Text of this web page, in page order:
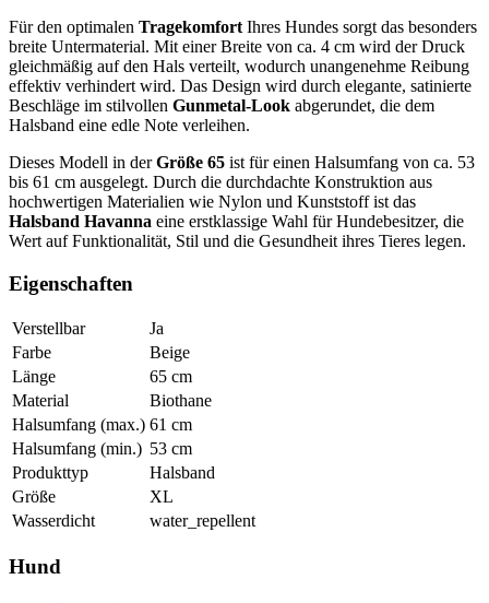
Für den optimalen Tragekomfort Ihres Hundes sorgt das besonders
breite Untermaterial. Mit einer Breite von ca. 4 cm wird der Druck
gleichmäßig auf den Hals verteilt, wodurch unangenehme Reibung
effektiv verhindert wird. Das Design wird durch elegante, satinierte
Beschläge im stilvollen Gunmetal-Look abgerundet, die dem
Halsband eine edle Note verleihen.
Dieses Modell in derGröße 65 ist für einen Halsumfang von ca. 53
bis 61 cm ausgelegt. Durch die durchdachte Konstruktion aus
hochwertigen Materialien wie Nylon und Kunststoff ist das
Halsband Havanna eine erstklassige Wahl für Hundebesitzer, die
Wert auf Funktionalität, Stil und die Gesundheit ihres Tieres legen.
Eigenschaften
Verstellbar
Ja
Farbe
Beige
Länge
65 cm
Material
Biothane
Halsumfang (max.) 61 cm
Halsumfang (min.) 53 cm
Produkttyp
Halsband
Größe
XL
Wasserdicht
water_repellent
Hund